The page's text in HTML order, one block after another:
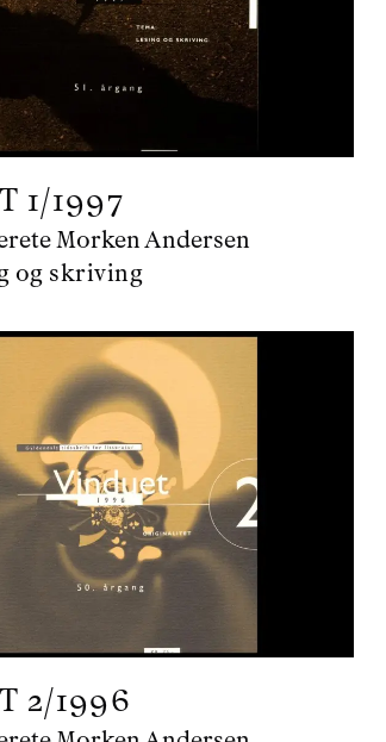
1/1997
Morken Andersen
og skriving
2/1996